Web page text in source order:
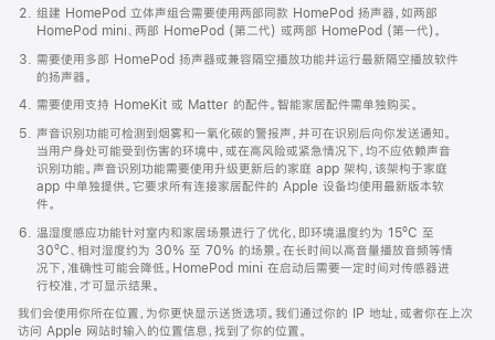
打
开)
组建 HomePod 立体声组合需要使用两部同款 HomePod 扬声器，如两部
HomePod mini、两部 HomePod (第二代) 或两部 HomePod (第一代)。
需要使用多部 HomePod 扬声器或兼容隔空播放功能并运行最新隔空播放软件
的扬声器。
需要使用支持 HomeKit 或 Matter 的配件。智能家居配件需单独购买。
声音识别功能可检测到烟雾和一氧化碳的警报声，并可在识别后向你发送通知。
当用户身处可能受到伤害的环境中，或在高风险或紧急情况下，均不应依赖声音
识别功能。声音识别功能需要使用升级更新后的家庭 app 架构，该架构于家庭
app 中单独提供。它要求所有连接家居配件的 Apple 设备均使用最新版本软
件。
温湿度感应功能针对室内和家居场景进行了优化，即环境温度约为 15ºC 至
30ºC、相对湿度约为 30% 至 70% 的场景。在长时间以高音量播放音频等情
况下，准确性可能会降低。HomePod mini 在启动后需要一定时间对传感器进
行校准，才可显示结果。
我们会使用你所在位置，为你更快显示送货选项。我们通过你的 IP 地址，或者你在上次
访问 Apple 网站时输入的位置信息，找到了你的位置。